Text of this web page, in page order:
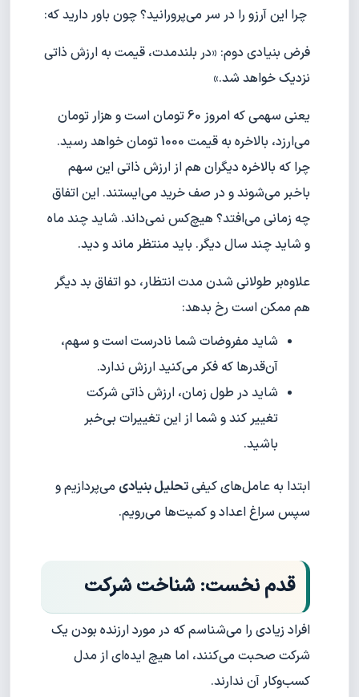
چرا این آرزو را در سر می‌پرورانید؟ چون باور دارید که:
فرض بنیادی دوم: «در بلندمدت، قیمت به ارزش ذاتی
نزدیک خواهد شد.»
یعنی سهمی که امروز 60 تومان است و هزار تومان
می‌ارزد، بالاخره به قیمت 1000 تومان خواهد رسید.
چرا که بالاخره دیگران هم از ارزش ذاتی این سهم
باخبر می‌شوند و در صف خرید می‌ایستند. این اتفاق
چه زمانی می‌افتد؟ هیچ‌کس نمی‌داند. شاید چند ماه
و شاید چند سال دیگر. باید منتظر ماند و دید.
علاوه‌بر طولانی شدن مدت انتظار، دو اتفاق بد دیگر
هم ممکن است رخ بدهد:
شاید مفروضات شما نادرست است و سهم،
آن‌قدرها که فکر می‌کنید ارزش ندارد.
شاید در طول زمان، ارزش ذاتی شرکت
تغییر کند و شما از این تغییرات بی‌خبر
باشید.
ابتدا به عامل‌های کیفیتحلیل بنیادی می‌پردازیم و
سپس سراغ اعداد و کمیت‌ها می‌رویم.
قدم نخست: شناخت شرکت
افراد زیادی را می‌شناسم که در مورد ارزنده بودن یک
شرکت صحبت می‌کنند، اما هیچ ایده‌ای از مدل
کسب‌وکار آن ندارند.